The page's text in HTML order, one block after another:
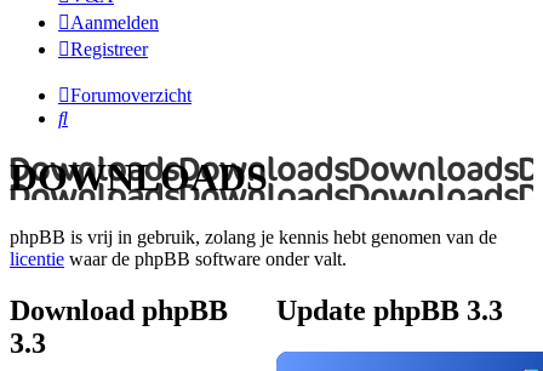
Aanmelden
Registreer
Forumoverzicht
Zoek
DOWNLOADS
phpBB is vrij in gebruik, zolang je kennis hebt genomen van de
licentie waar de phpBB software onder valt.
Download phpBB
3.3
Update phpBB 3.3